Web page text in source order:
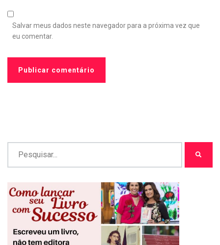
Salvar meus dados neste navegador para a próxima vez que
eu comentar.